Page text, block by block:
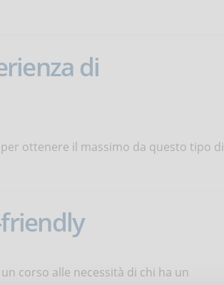
di
ottenere il massimo da questo tipo di
corso alle necessità di chi ha un